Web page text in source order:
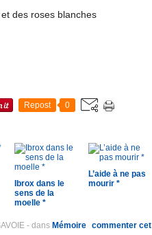
des roses blanches
Repost 0
Ibrox dans le
sens de la
moelle *
L’aide à ne pas
mourir *
- dans Mémoire commenter cet